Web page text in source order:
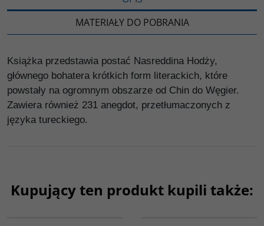
MATERIAŁY DO POBRANIA
Książka przedstawia postać Nasreddina Hodży,
głównego bohatera krótkich form literackich, które
powstały na ogromnym obszarze od Chin do Węgier.
Zawiera również 231 anegdot, przetłumaczonych z
języka tureckiego.
Kupujący ten produkt kupili także: